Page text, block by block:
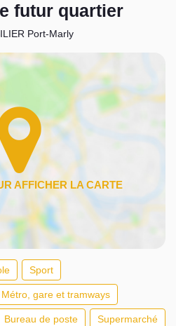
futur quartier
Port-Marly
Sport
Métro, gare et tramways
Bureau de poste Supermarché